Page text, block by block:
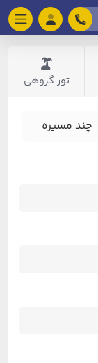
تور گروهی
چند مسیره